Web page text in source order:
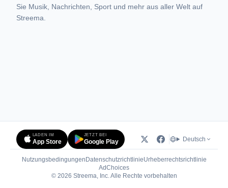
Sie Musik, Nachrichten, Sport und mehr aus aller Welt auf
Streema.
LADEN IM
App Store
JETZT BEI
Google Play Deutsch
Nutzungsbedingungen DatenschutzrichtlinieUrheberrechtsrichtlinie
AdChoices(öffnet in neuem Tab)
© 2026 Streema, Inc. Alle Rechte vorbehalten